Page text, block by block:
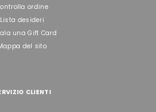
ordine
Lista desideri
una Gift Card
del sito
CLIENTI